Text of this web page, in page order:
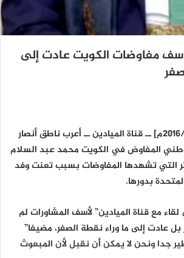
مفاوضات الكويت عادت إلى
[مأرب برس|19/يوليو/2016م] ــ قناة الميادين ــ أعرب ناطق أنصار
المفاوض في الكويت محمد عبد السلام
التي تشهدها المفاوضات بسبب تعنت وفد
بدورها.
مع قناة الميادين” لأسف المشاورات لم
عادت إلى ما وراء نقطة الصفر، مضيفا”
جدا ونحن لا يمكن أن نقبل لأن المبعوث